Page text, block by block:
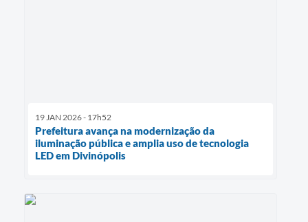
19 JAN 2026 - 17h52
Prefeitura avança na modernização da
iluminação pública e amplia uso de tecnologia
LED em Divinópolis